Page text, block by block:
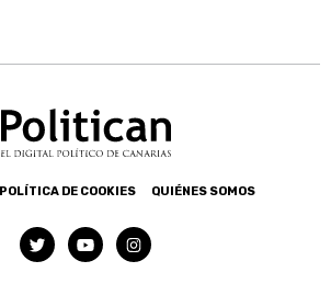
POLÍTICA DE COOKIES QUIÉNES SOMOS